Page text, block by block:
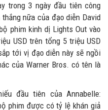
trong 3 ngày đầu tiên công
nữa của đạo diễn David
phim kinh dị Lights Out vào
USD trên tổng 5 triệu USD
tới vị đạo diễn này sẽ ngồi
của Warner Bros. có tên là
đầu tiên của Annabelle:
phim được có tỷ lệ khán giả